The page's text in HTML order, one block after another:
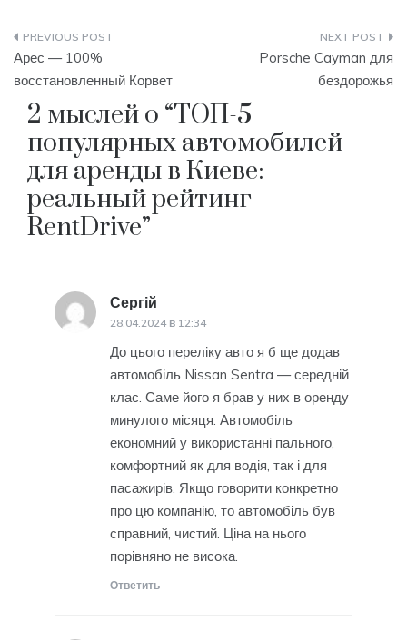
Навигация
по
записям
Арес — 100%
восстановленный Корвет
Porsche Cayman для
бездорожья
2 мыслей о “ТОП-5
популярных автомобилей
для аренды в Киеве:
реальный рейтинг
RentDrive”
Сергій
28.04.2024 в 12:34
До цього переліку авто я б ще додав
автомобіль Nissan Sentra — середній
клас. Саме його я брав у них в оренду
минулого місяця. Автомобіль
економний у використанні пального,
комфортний як для водія, так і для
пасажирів. Якщо говорити конкретно
про цю компанію, то автомобіль був
справний, чистий. Ціна на нього
порівняно не висока.
Ответить